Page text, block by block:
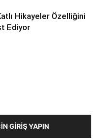
Hikayeler Özelliğini
Ediyor
GIRIŞ YAPIN